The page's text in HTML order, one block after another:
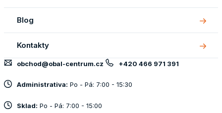
O
nás
Blog
Kontakty
obchod@obal-centrum.cz +420 466 971 391
Administrativa: Po - Pá: 7:00 - 15:30
Sklad: Po - Pá: 7:00 - 15:00